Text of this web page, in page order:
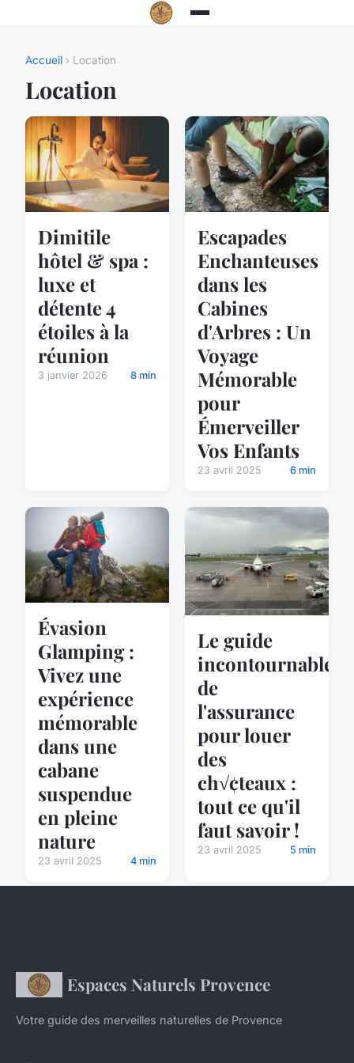
Accueil › Location
Location
Dimitile
hôtel & spa :
luxe et
détente 4
étoiles à la
réunion
3 janvier 2026 8 min
Escapades
Enchanteuses
dans les
Cabines
d'Arbres : Un
Voyage
Mémorable
pour
Émerveiller
Vos Enfants
23 avril 2025 6 min
Évasion
Glamping :
Vivez une
expérience
mémorable
dans une
cabane
suspendue
en pleine
nature
23 avril 2025 4 min
Le guide
incontournable
de
l'assurance
pour louer
des
ch√¢teaux :
tout ce qu'il
faut savoir !
23 avril 2025 5 min
Espaces Naturels Provence
Votre guide des merveilles naturelles de Provence